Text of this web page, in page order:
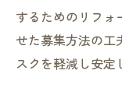
するためのリフォ
せた募集方法の工
スクを軽減し安定